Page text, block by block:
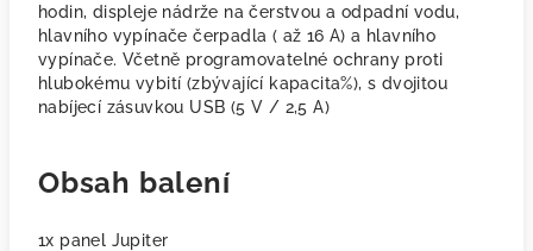
hodin, displeje nádrže na čerstvou a odpadní vodu,
hlavního vypínače čerpadla ( až 16 A) a hlavního
vypínače. Včetně programovatelné ochrany proti
hlubokému vybití (zbývající kapacita%), s dvojitou
nabíjecí zásuvkou USB (5 V / 2,5 A)
Obsah balení
1x panel Jupiter